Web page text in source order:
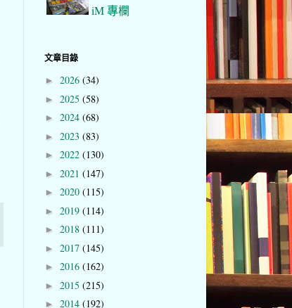
iM 專欄
文章目錄
► 2026 (34)
► 2025 (58)
► 2024 (68)
► 2023 (83)
► 2022 (130)
► 2021 (147)
► 2020 (115)
► 2019 (114)
► 2018 (111)
► 2017 (145)
► 2016 (162)
► 2015 (215)
► 2014 (192)